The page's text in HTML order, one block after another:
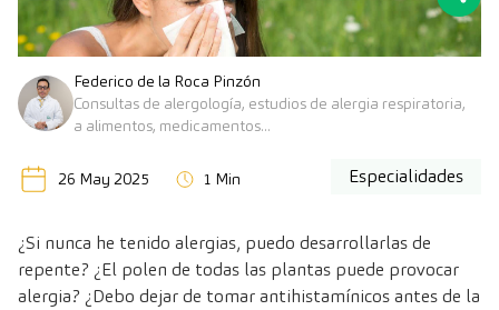
Federico de la Roca Pinzón
Consultas de alergología, estudios de alergia respiratoria,
a alimentos, medicamentos...
26 May 2025 1 Min Especialidades
¿Si nunca he tenido alergias, puedo desarrollarlas de
repente? ¿El polen de todas las plantas puede provocar
alergia? ¿Debo dejar de tomar antihistamínicos antes de la